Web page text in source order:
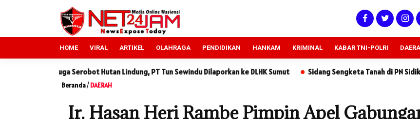
HOME VIRAL ARTIKEL OLAHRAGA PENDIDIKAN HANKAM KRIMINAL KABAR TNI-POLRI
Hutan Lindung, PT Tun Sewindu Dilaporkan ke DLHK Sumut Sidang Sengketa Tanah di PN Sidikalang: Kuasa
Beranda/DAERAH
Ir. Hasan Heri Rambe Pimpin Apel